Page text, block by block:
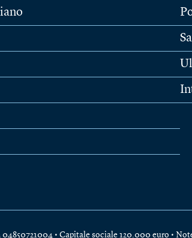
• Capitale sociale 120.000 euro •